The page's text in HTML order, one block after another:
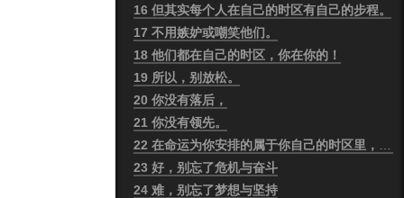
16 但其实每个人在自己的时区有自己的步程。
17 不用嫉妒或嘲笑他们。
18 他们都在自己的时区，你在你的！
19 所以，别放松。
20 你没有落后，
21 你没有领先。
22 在命运为你安排的属于你自己的时区里，一切都非常准时。
23 好，别忘了危机与奋斗
24 难，别忘了梦想与坚持